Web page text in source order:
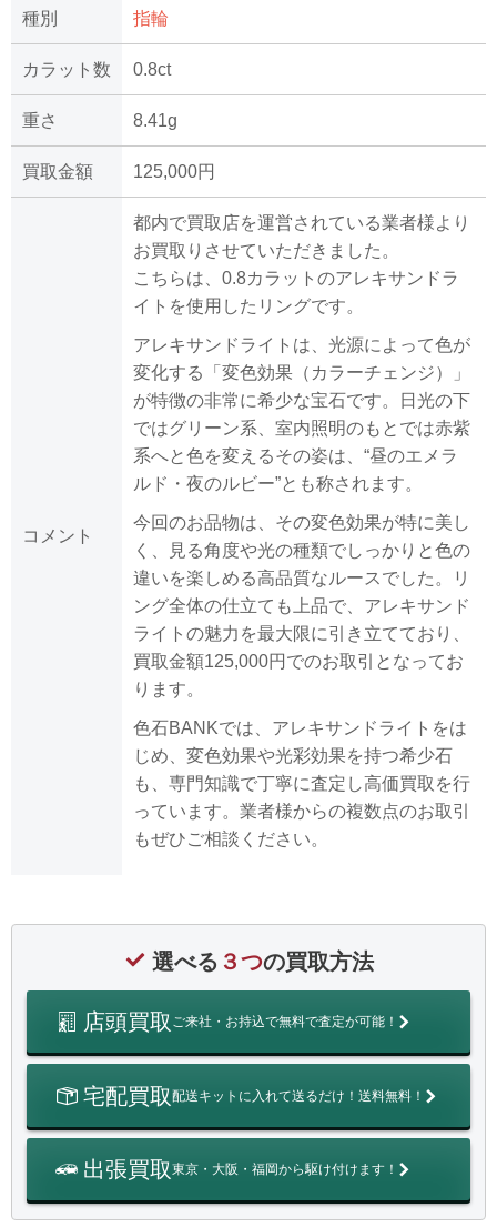
種別 指輪
カラット数 0.8ct
重さ 8.41g
買取金額 125,000円
コメント
都内で買取店を運営されている業者様より
お買取りさせていただきました。
こちらは、0.8カラットのアレキサンドラ
イトを使用したリングです。
アレキサンドライトは、光源によって色が
変化する「変色効果（カラーチェンジ）」
が特徴の非常に希少な宝石です。日光の下
ではグリーン系、室内照明のもとでは赤紫
系へと色を変えるその姿は、“昼のエメラ
ルド・夜のルビー”とも称されます。
今回のお品物は、その変色効果が特に美し
く、見る角度や光の種類でしっかりと色の
違いを楽しめる高品質なルースでした。リ
ング全体の仕立ても上品で、アレキサンド
ライトの魅力を最大限に引き立てており、
買取金額125,000円でのお取引となってお
ります。
色石BANKでは、アレキサンドライトをは
じめ、変色効果や光彩効果を持つ希少石
も、専門知識で丁寧に査定し高価買取を行
っています。業者様からの複数点のお取引
もぜひご相談ください。
選べる ３つの買取方法
店頭買取 ご来社・お持込で無料で査定が可能！
宅配買取配送キットに入れて送るだけ！送料無料！
出張買取東京・大阪・福岡から駆け付けます！